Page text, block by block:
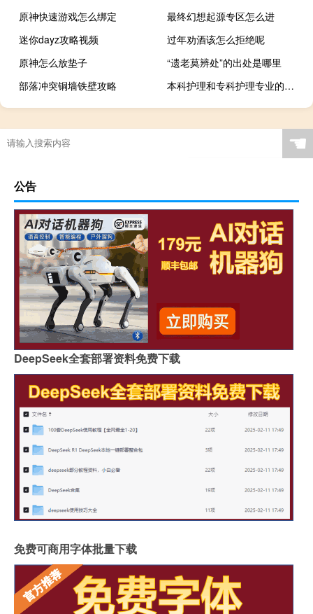
原神快速游戏怎么绑定
最终幻想起源专区怎么进
迷你dayz攻略视频
过年劝酒该怎么拒绝呢
原神怎么放垫子
“遗老莫辨处”的出处是哪里
部落冲突铜墙铁壁攻略
本科护理和专科护理专业的区别
☚
公告
DeepSeek全套部署资料免费下载
免费可商用字体批量下载